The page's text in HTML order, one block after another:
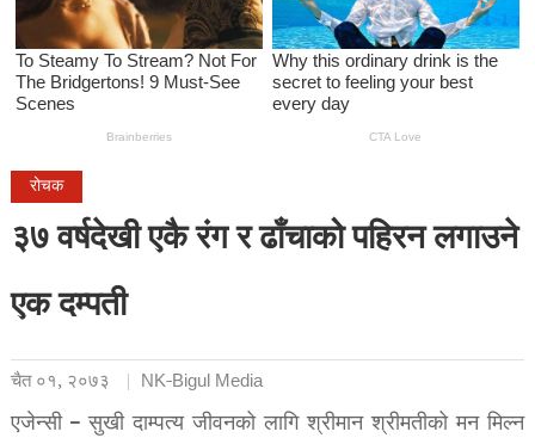
रोचक
३७ वर्षदेखी एकै रंग र ढाँचाको पहिरन लगाउने
एक दम्पती
चैत ०१, २०७३ NK-Bigul Media
एजेन्सी – सुखी दाम्पत्य जीवनको लागि श्रीमान श्रीमतीको मन मिल्न